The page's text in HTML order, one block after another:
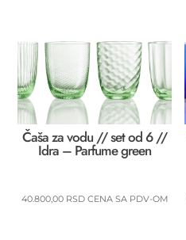
Čaša za vodu // set od 6 //
Idra – Parfume green
40.800,00 RSD CENA SA PDV-OM